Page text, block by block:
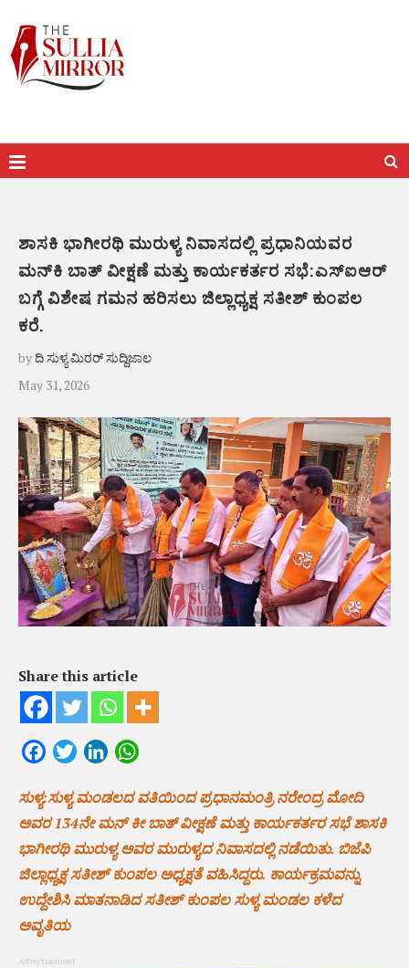
ಶಾಸಕಿ ಭಾಗೀರಥಿ ಮುರುಳ್ಯ ನಿವಾಸದಲ್ಲಿ ಪ್ರಧಾನಿಯವರ
ಮನ್‌ಕಿ ಬಾತ್ ವೀಕ್ಷಣೆ ಮತ್ತು ಕಾರ್ಯಕರ್ತರ ಸಭೆ:ಎಸ್‌ಐಆರ್
ಬಗ್ಗೆ ವಿಶೇಷ ಗಮನ ಹರಿಸಲು ಜಿಲ್ಲಾಧ್ಯಕ್ಷ ಸತೀಶ್ ಕುಂಪಲ
ಕರೆ.
byದಿ ಸುಳ್ಯ ಮಿರರ್ ಸುದ್ದಿಜಾಲ
May 31, 2026
Share this article
FacebookTwitterLinkedIn
ಸುಳ್ಯ:ಸುಳ್ಯ ಮಂಡಲದ ವತಿಯಿಂದ ಪ್ರಧಾನಮಂತ್ರಿ ನರೇಂದ್ರ ಮೋದಿ
ಅವರ 134ನೇ ಮನ್ ಕೀ ಬಾತ್ ವೀಕ್ಷಣೆ ಮತ್ತು ಕಾರ್ಯಕರ್ತರ ಸಭೆ ಶಾಸಕಿ
ಭಾಗೀರಥಿ ಮುರುಳ್ಯ ಅವರ ಮುರುಳ್ಯದ ನಿವಾಸದಲ್ಲಿ ನಡೆಯಿತು. ಬಿಜೆಪಿ
ಜಿಲ್ಲಾಧ್ಯಕ್ಷ ಸತೀಶ್ ಕುಂಪಲ ಅಧ್ಯಕ್ಷತೆ ವಹಿಸಿದ್ದರು. ಕಾರ್ಯಕ್ರಮವನ್ನು
ಉದ್ದೇಶಿಸಿ ಮಾತನಾಡಿದ ಸತೀಶ್ ಕುಂಪಲ ಸುಳ್ಯ ಮಂಡಲ ಕಳೆದ
ಅವೃತಿಯ
Advertisement